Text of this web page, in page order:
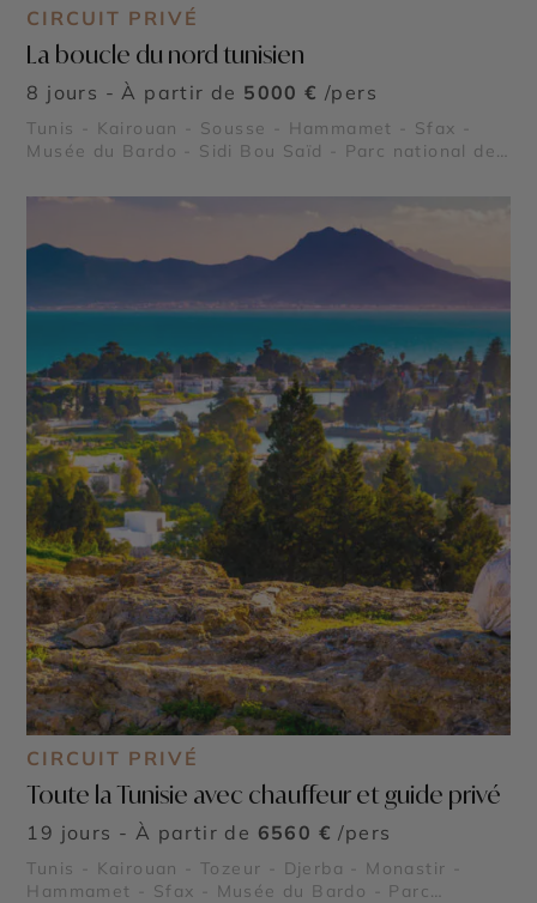
CIRCUIT PRIVÉ
La boucle du nord tunisien
8 jours - À partir de 5000 € /pers
Tunis - Kairouan - Sousse - Hammamet - Sfax -
Musée du Bardo - Sidi Bou Saïd - Parc national de
CIRCUIT PRIVÉ
Toute la Tunisie avec chauffeur et guide privé
19 jours - À partir de 6560 € /pers
Tunis - Kairouan - Tozeur - Djerba - Monastir -
Hammamet - Sfax - Musée du Bardo - Parc